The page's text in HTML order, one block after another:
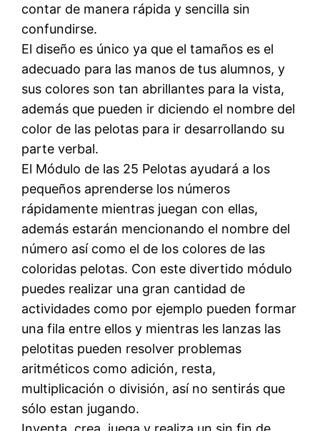
contar de manera rápida y sencilla sin
confundirse.
El diseño es único ya que el tamaños es el
adecuado para las manos de tus alumnos, y
sus colores son tan abrillantes para la vista,
además que pueden ir diciendo el nombre del
color de las pelotas para ir desarrollando su
parte verbal.
El Módulo de las 25 Pelotas ayudará a los
pequeños aprenderse los números
rápidamente mientras juegan con ellas,
además estarán mencionando el nombre del
número así como el de los colores de las
coloridas pelotas. Con este divertido módulo
puedes realizar una gran cantidad de
actividades como por ejemplo pueden formar
una fila entre ellos y mientras les lanzas las
pelotitas pueden resolver problemas
aritméticos como adición, resta,
multiplicación o división, así no sentirás que
sólo estan jugando.